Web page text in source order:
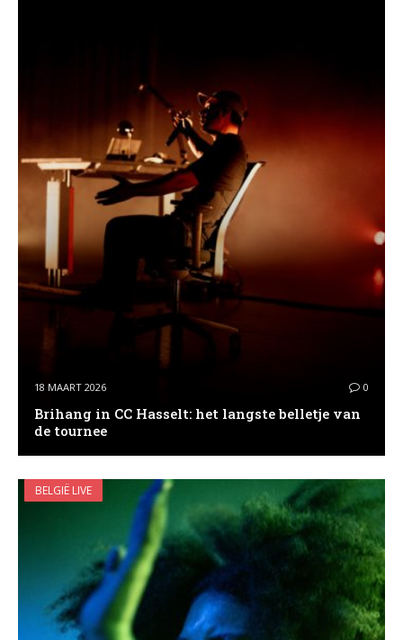
18 MAART 2026 0
Brihang in CC Hasselt: het langste belletje van
de tournee
BELGIË LIVE